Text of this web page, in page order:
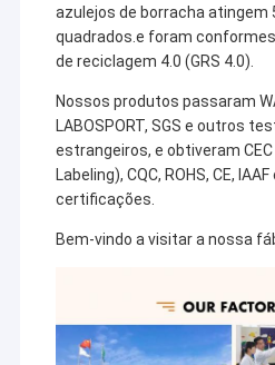
azulejos de borracha atingem
quadrados.e foram
de reciclagem 4.0 (GRS 4.0).
Nossos produtos passaram
LABOSPORT, SGS e outros
estrangeiros, e obtiveram
Labeling), CQC, ROHS, CE,
certificações.
Bem-vindo a visitar a nossa